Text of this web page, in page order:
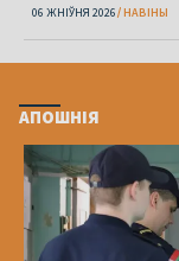
06 ЖНІЎНЯ 2026 НАВІНЫ
АПОШНІЯ